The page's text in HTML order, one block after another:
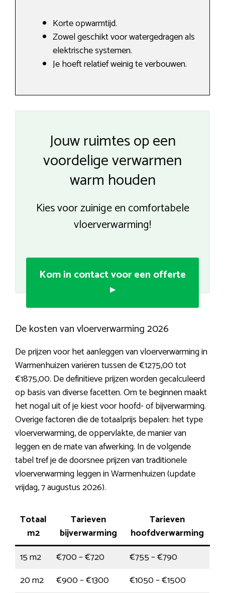
Korte opwarmtijd.
Zowel geschikt voor watergedragen als
elektrische systemen.
Je hoeft relatief weinig te verbouwen.
Jouw ruimtes op een
voordelige verwarmen
warm houden
Kies voor zuinige en comfortabele
vloerverwarming!
Kom in contact voor een offerte
▸
De kosten van vloerverwarming 2026
De prijzen voor het aanleggen van vloerverwarming in
Warmenhuizen variëren tussen de €1275,00 tot
€1875,00. De definitieve prijzen worden gecalculeerd
op basis van diverse facetten. Om te beginnen maakt
het nogal uit of je kiest voor hoofd- of bijverwarming.
Overige factoren die de totaalprijs bepalen: het type
vloerverwarming, de oppervlakte, de manier van
leggen en de mate van afwerking. In de volgende
tabel tref je de doorsnee prijzen van traditionele
vloerverwarming leggen in Warmenhuizen (update
vrijdag, 7 augustus 2026).
Totaal
m2
Tarieven
bijverwarming
Tarieven
hoofdverwarming
15 m2
€700 – €720
€755 – €790
20 m2
€900 – €1300
€1050 – €1500